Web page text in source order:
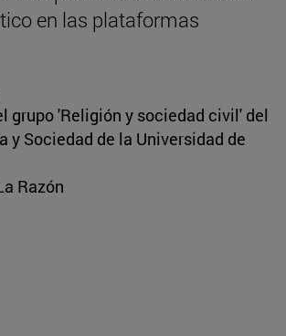
en las plataformas
grupo 'Religión y sociedad civil' del
y Sociedad de la Universidad de
Razón